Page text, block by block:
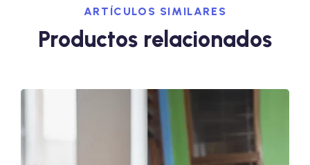
ARTÍCULOS SIMILARES
Productos relacionados